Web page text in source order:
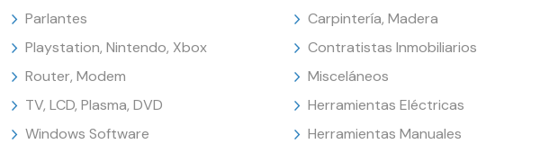
Parlantes
Playstation, Nintendo, Xbox
Router, Modem
TV, LCD, Plasma, DVD
Windows Software
Carpintería, Madera
Contratistas Inmobiliarios
Misceláneos
Herramientas Eléctricas
Herramientas Manuales